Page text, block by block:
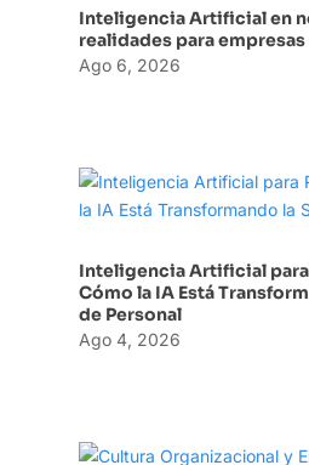
Inteligencia Artificial en
realidades para
Ago 6, 2026
Inteligencia Artificial
Cómo la IA Está
de Personal
Ago 4, 2026